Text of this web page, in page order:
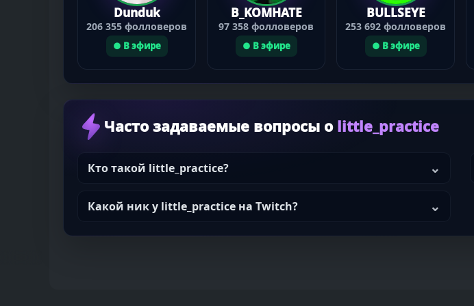
Dunduk
206 355 фолловеров
● В эфире
B_KOMHATE
97 358 фолловеров
● В эфире
BULLSEYE
253 692 фолловеров
● В эфире
Часто задаваемые вопросы о little_practice
Кто такой little_practice?
Какой ник у little_practice на Twitch?